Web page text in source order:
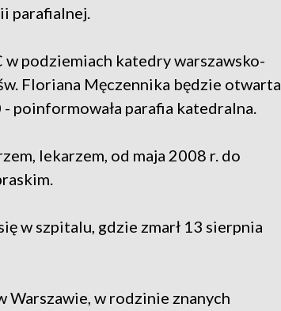
parafialnej.
w podziemiach katedry warszawsko-
Floriana Męczennika będzie otwarta
poinformowała parafia katedralna.
lekarzem, od maja 2008 r. do
w szpitalu, gdzie zmarł 13 sierpnia
Warszawie, w rodzinie znanych